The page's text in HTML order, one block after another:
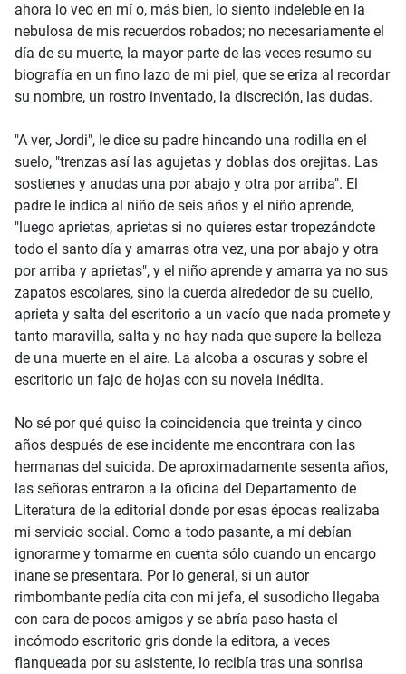
ahora lo veo en mí o, más bien, lo siento indeleble en la
nebulosa de mis recuerdos robados; no necesariamente el
día de su muerte, la mayor parte de las veces resumo su
biografía en un fino lazo de mi piel, que se eriza al recordar
su nombre, un rostro inventado, la discreción, las dudas.
"A ver, Jordi", le dice su padre hincando una rodilla en el
suelo, "trenzas así las agujetas y doblas dos orejitas. Las
sostienes y anudas una por abajo y otra por arriba". El
padre le indica al niño de seis años y el niño aprende,
"luego aprietas, aprietas si no quieres estar tropezándote
todo el santo día y amarras otra vez, una por abajo y otra
por arriba y aprietas", y el niño aprende y amarra ya no sus
zapatos escolares, sino la cuerda alrededor de su cuello,
aprieta y salta del escritorio a un vacío que nada promete y
tanto maravilla, salta y no hay nada que supere la belleza
de una muerte en el aire. La alcoba a oscuras y sobre el
escritorio un fajo de hojas con su novela inédita.
No sé por qué quiso la coincidencia que treinta y cinco
años después de ese incidente me encontrara con las
hermanas del suicida. De aproximadamente sesenta años,
las señoras entraron a la oficina del Departamento de
Literatura de la editorial donde por esas épocas realizaba
mi servicio social. Como a todo pasante, a mí debían
ignorarme y tomarme en cuenta sólo cuando un encargo
inane se presentara. Por lo general, si un autor
rimbombante pedía cita con mi jefa, el susodicho llegaba
con cara de pocos amigos y se abría paso hasta el
incómodo escritorio gris donde la editora, a veces
flanqueada por su asistente, lo recibía tras una sonrisa